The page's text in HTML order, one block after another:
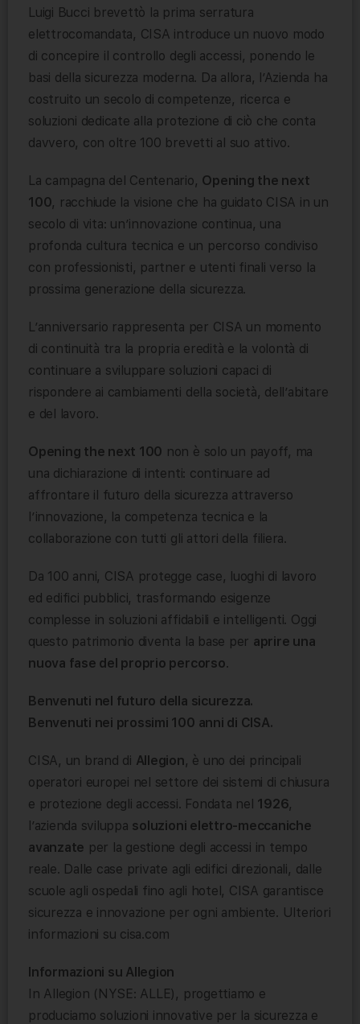
Luigi Bucci brevettò la prima serratura
elettrocomandata, CISA introduce un nuovo modo
di concepire il controllo degli accessi, ponendo le
basi della sicurezza moderna. Da allora, l’Azienda ha
costruito un secolo di competenze, ricerca e
soluzioni dedicate alla protezione di ciò che conta
davvero, con oltre 100 brevetti al suo attivo.
La campagna del Centenario, Opening the next
100, racchiude la visione che ha guidato CISA in un
secolo di vita: un’innovazione continua, una
profonda cultura tecnica e un percorso condiviso
con professionisti, partner e utenti finali verso la
prossima generazione della sicurezza.
L’anniversario rappresenta per CISA un momento
di continuità tra la propria eredità e la volontà di
continuare a sviluppare soluzioni capaci di
rispondere ai cambiamenti della società, dell’abitare
e del lavoro.
Opening the next 100 non è solo un payoff, ma
una dichiarazione di intenti: continuare ad
affrontare il futuro della sicurezza attraverso
l’innovazione, la competenza tecnica e la
collaborazione con tutti gli attori della filiera.
Da 100 anni, CISA protegge case, luoghi di lavoro
ed edifici pubblici, trasformando esigenze
complesse in soluzioni affidabili e intelligenti. Oggi
questo patrimonio diventa la base per aprire una
nuova fase del proprio percorso.
Benvenuti nel futuro della sicurezza.
Benvenuti nei prossimi 100 anni di CISA.
CISA, un brand di Allegion, è uno dei principali
operatori europei nel settore dei sistemi di chiusura
e protezione degli accessi. Fondata nel 1926,
l’azienda sviluppa soluzioni elettro-meccaniche
avanzate per la gestione degli accessi in tempo
reale. Dalle case private agli edifici direzionali, dalle
scuole agli ospedali fino agli hotel, CISA garantisce
sicurezza e innovazione per ogni ambiente. Ulteriori
informazioni su cisa.com
Informazioni su Allegion
In Allegion (NYSE: ALLE), progettiamo e
produciamo soluzioni innovative per la sicurezza e